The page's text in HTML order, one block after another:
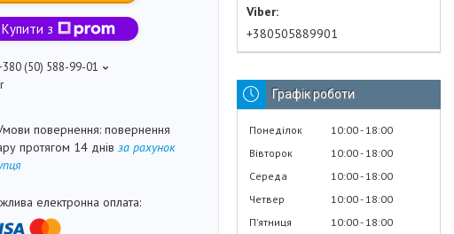
Купити з
(50) 588-99-01
повернення
протягом 14 днів за рахунок
+380505889901
Графік роботи
Понеділок 10:00 18:00
Вівторок
10:00 18:00
Середа
10:00 18:00
Четвер
10:00 18:00
Пʼятниця
10:00 18:00